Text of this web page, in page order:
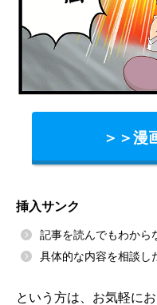
＞＞漫
挿入サンク
記事を読んでもわから
具体的な内容を相談し
という方は、お気軽に